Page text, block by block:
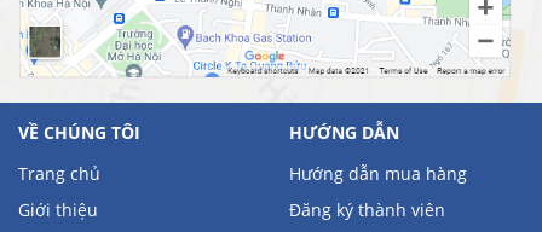
VỀ CHÚNG TÔI
Trang chủ
Giới thiệu
HƯỚNG DẪN
Hướng dẫn mua hàng
Đăng ký thành viên